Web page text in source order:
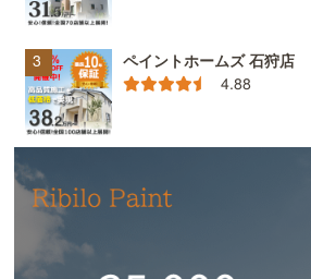
ペイントホームズ 石狩店
4.88